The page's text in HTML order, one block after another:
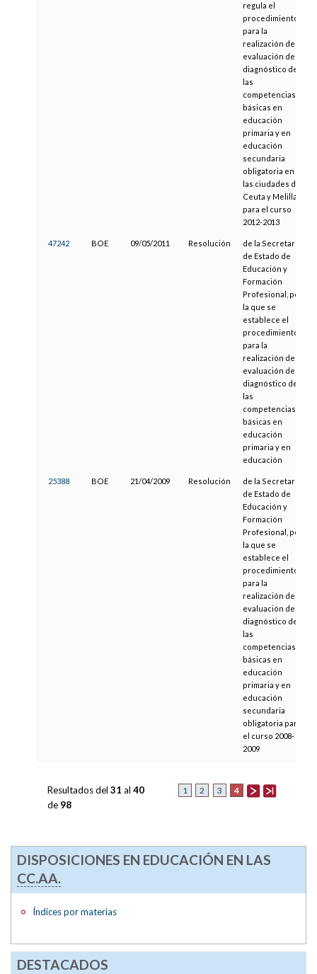
regula el
procedimiento
para la
realización de la
evaluación de
diagnóstico de
las
competencias
básicas en
educación
primaria y en
educación
secundaria
obligatoria en
las ciudades de
Ceuta y Melilla
para el curso
2012-2013
47242 BOE 09/05/2011 Resolución
de la Secretaría
de Estado de
Educación y
Formación
Profesional, por
la que se
establece el
procedimiento
para la
realización de la
evaluación de
diagnóstico de
las
competencias
básicas en
educación
primaria y en
educación
25388 BOE 21/04/2009 Resolución
de la Secretaría
de Estado de
Educación y
Formación
Profesional, por
la que se
establece el
procedimiento
para la
realización de la
evaluación de
diagnóstico de
las
competencias
básicas en
educación
primaria y en
educación
secundaria
obligatoria para
el curso 2008-
2009
1 2 3 4
Resultados del 31 al 40
de 98
DISPOSICIONES EN EDUCACIÓN EN LAS
CC.AA.
Índices por materias
DESTACADOS